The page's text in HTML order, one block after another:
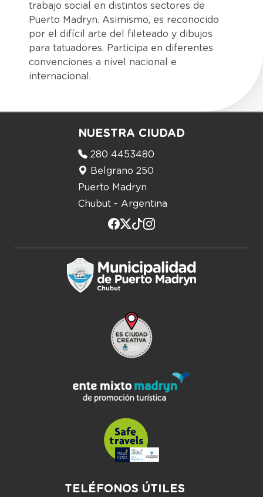
trabajo social en distintos sectores de
Puerto Madryn. Asimismo, es reconocido
por el difícil arte del fileteado y dibujos
para tatuadores. Participa en diferentes
convenciones a nivel nacional e
internacional.
NUESTRA CIUDAD
280 4453480
Belgrano 250
Puerto Madryn
Chubut - Argentina
TELÉFONOS ÚTILES